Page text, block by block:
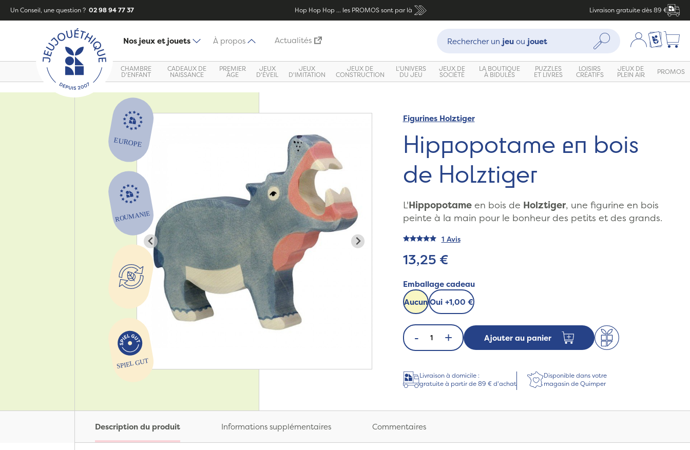
Un Conseil, une question ? 02 98 94 77 37 Hop Hop Hop ... les PROMOS sont par là Livraison gratuite dès 89 €
Nos jeux et jouets À propos Actualités
Recherche :
Rechercher un jeuou jouet Rechercher Mon compte
Ma liste
CHAMBRE
D'ENFANT
CADEAUX DE
NAISSANCE
PREMIER
ÂGE
JEUX
D'ÉVEIL
JEUX
D'IMITATION
JEUX DE
CONSTRUCTION
L'UNIVERS
DU JEU
JEUX DE
SOCIÉTÉ
LA BOUTIQUE
À BIDULES
PUZZLES
ET LIVRES
LOISIRS
CRÉATIFS
JEUX DE
PLEIN AIR PROMOS
Zoom Figurines Holztiger
Hippopotame en bois
de Holztiger
L'Hippopotameen bois de Holztiger, une figurine en bois
peinte à la main pour le bonheur des petits et des grands.
1 Avis
13,25 €
Emballage cadeau
AucunOui +1,00 €
- + Ajouter au panier
Livraison à domicile :
gratuite à partir de 89 € d'achat
Disponible dans votre
magasin de Quimper
Description du produit Informations supplémentaires Commentaires